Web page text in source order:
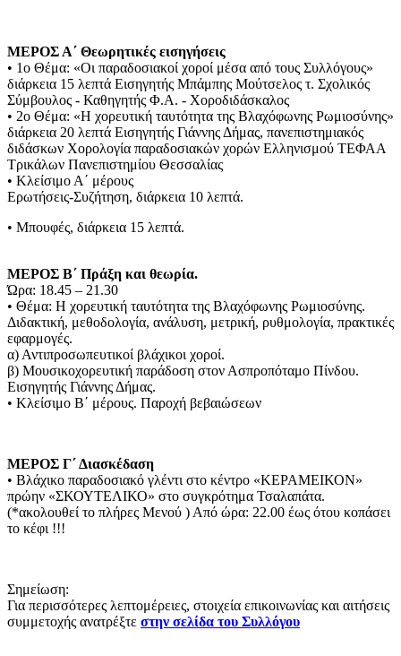
ΜΕΡΟΣ Α΄ Θεωρητικές εισηγήσεις
• 1ο Θέμα: «Οι παραδοσιακοί χοροί μέσα από τους Συλλόγους»
διάρκεια 15 λεπτά Εισηγητής Μπάμπης Μούτσελος τ. Σχολικός
Σύμβουλος - Καθηγητής Φ.Α. - Χοροδιδάσκαλος
• 2ο Θέμα: «Η χορευτική ταυτότητα της Βλαχόφωνης Ρωμιοσύνης»
διάρκεια 20 λεπτά Εισηγητής Γιάννης Δήμας, πανεπιστημιακός
διδάσκων Χορολογία παραδοσιακών χορών Ελληνισμού ΤΕΦΑΑ
Τρικάλων Πανεπιστημίου Θεσσαλίας
• Κλείσιμο Α΄ μέρους
Ερωτήσεις-Συζήτηση, διάρκεια 10 λεπτά.
• Μπουφές, διάρκεια 15 λεπτά.
ΜΕΡΟΣ Β΄ Πράξη και θεωρία.
Ώρα: 18.45 – 21.30
• Θέμα: Η χορευτική ταυτότητα της Βλαχόφωνης Ρωμιοσύνης.
Διδακτική, μεθοδολογία, ανάλυση, μετρική, ρυθμολογία, πρακτικές
εφαρμογές.
α) Αντιπροσωπευτικοί βλάχικοι χοροί.
β) Μουσικοχορευτική παράδοση στον Ασπροπόταμο Πίνδου.
Εισηγητής Γιάννης Δήμας.
• Κλείσιμο Β΄ μέρους. Παροχή βεβαιώσεων
ΜΕΡΟΣ Γ΄ Διασκέδαση
• Βλάχικο παραδοσιακό γλέντι στο κέντρο «ΚΕΡΑΜΕΙΚΟΝ»
πρώην «ΣΚΟΥΤΕΛΙΚΟ» στο συγκρότημα Τσαλαπάτα.
(*ακολουθεί το πλήρες Μενού ) Από ώρα: 22.00 έως ότου κοπάσει
το κέφι !!!
Σημείωση:
Για περισσότερες λεπτομέρειες, στοιχεία επικοινωνίας και αιτήσεις
συμμετοχής ανατρέξτε στην σελίδα του Συλλόγου